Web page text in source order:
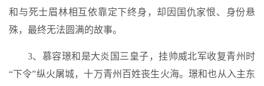
和与死士眉林相互依靠定下终身，却因国仇家恨、身份悬
殊，最终无法圆满的故事。
3、慕容璟和是大炎国三皇子，挂帅威北军收复青州时
“下令”纵火屠城，十万青州百姓丧生火海。璟和也从入主东